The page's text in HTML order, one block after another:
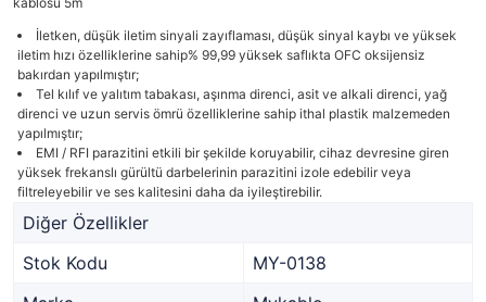
İletken, düşük iletim sinyali zayıflaması, düşük sinyal kaybı ve yüksek
iletim hızı özelliklerine sahip% 99,99 yüksek saflıkta OFC oksijensiz
bakırdan yapılmıştır;
Tel kılıf ve yalıtım tabakası, aşınma direnci, asit ve alkali direnci, yağ
direnci ve uzun servis ömrü özelliklerine sahip ithal plastik malzemeden
yapılmıştır;
EMI / RFI parazitini etkili bir şekilde koruyabilir, cihaz devresine giren
yüksek frekanslı gürültü darbelerinin parazitini izole edebilir veya
filtreleyebilir ve ses kalitesini daha da iyileştirebilir.
Diğer Özellikler
Stok Kodu
MY-0138